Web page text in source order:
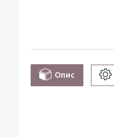
Опис